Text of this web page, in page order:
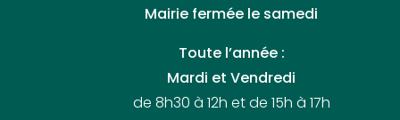
Mairie fermée le samedi
Toute l’année :
Mardi et Vendredi
de 8h30 à 12h et de 15h à 17h